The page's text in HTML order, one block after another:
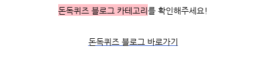
돈독퀴즈 블로그 카테고리를 확인해주세요!
돈독퀴즈 블로그 바로가기